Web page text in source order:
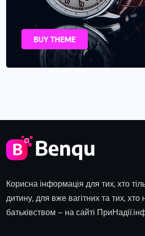
Корисна інформація для тих, хто
дитину, для вже вагітних та тих, хто
батьківством – на сайті